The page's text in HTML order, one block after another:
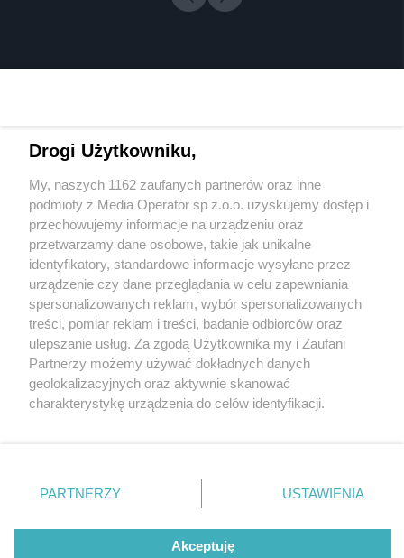
2 / 0
Wydawca mediów lokalnych
Nie zapomnij
zapoznać się z:
polityką prywatności
Twojemiasto
Piekary Śląskie
Chorzów
Tarnowskie Góry
Gliwice
Skontakuj sięz nami
Kontakt
Redakcja
Newsletter
Drogi Użytkowniku,
My, naszych 1162 zaufanych partnerów oraz inne
podmioty z Media Operator sp z.o.o. uzyskujemy dostęp i
przechowujemy informacje na urządzeniu oraz
przetwarzamy dane osobowe, takie jak unikalne
identyfikatory, standardowe informacje wysyłane przez
urządzenie czy dane przeglądania w celu zapewniania
spersonalizowanych reklam, wybór spersonalizowanych
treści, pomiar reklam i treści, badanie odbiorców oraz
ulepszanie usług. Za zgodą Użytkownika my i Zaufani
Partnerzy możemy używać dokładnych danych
geolokalizacyjnych oraz aktywnie skanować
charakterystykę urządzenia do celów identyfikacji.
zmienić/wycofać klikając przycisk ustawień prywatności
znajdujący się w lewym dolnym rogu strony
rodzaje przetwarzania danych nie wymagają zgody
użytkownika, ale masz prawo sprzeciwić się takiemu
PARTNERZY USTAWIENIA
Akceptuję